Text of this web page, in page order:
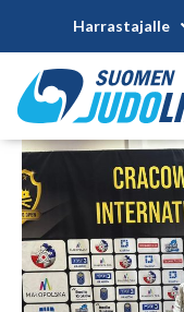
Harrastajalle